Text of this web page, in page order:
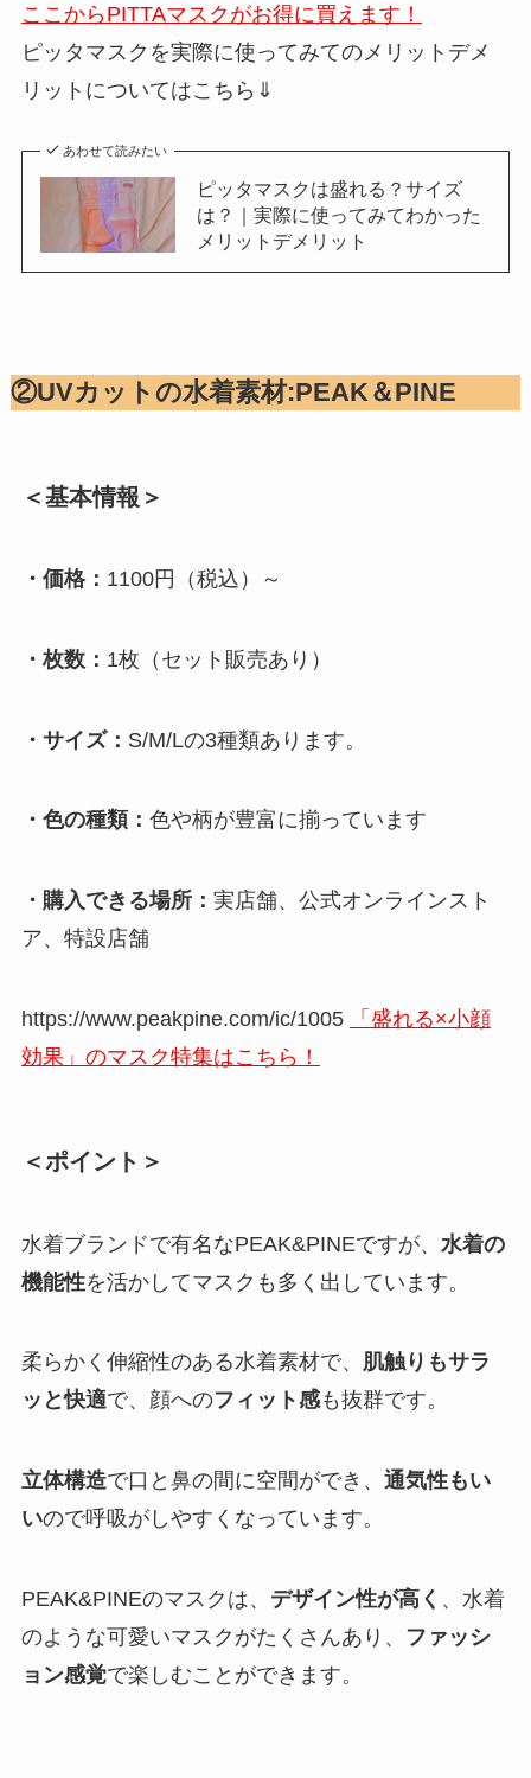
ここからPITTAマスクがお得に買えます！
ピッタマスクを実際に使ってみてのメリットデメ
リットについてはこちら⇓
あわせて読みたい
ピッタマスクは盛れる？サイズ
は？｜実際に使ってみてわかった
メリットデメリット
②UVカットの水着素材:PEAK＆PINE
＜基本情報＞
・価格： 1100円（税込）～
・枚数： 1枚（セット販売あり）
・サイズ： S/M/Lの3種類あります。
・色の種類： 色や柄が豊富に揃っています
・購入できる場所： 実店舗、公式オンラインスト
ア、特設店舗
https://www.peakpine.com/ic/1005
「盛れる×小顔
効果」のマスク特集はこちら！
＜ポイント＞
水着ブランドで有名なPEAK&PINEですが、 水着の
機能性を活かしてマスクも多く出しています。
柔らかく伸縮性のある水着素材で、 肌触りもサラ
ッと快適で、顔へのフィット感も抜群です。
立体構造で口と鼻の間に空間ができ、 通気性もい
いので呼吸がしやすくなっています。
PEAK&PINEのマスクは、 デザイン性が高く 、水着
のような可愛いマスクがたくさんあり、
ファッシ
ョン感覚で楽しむことができます。